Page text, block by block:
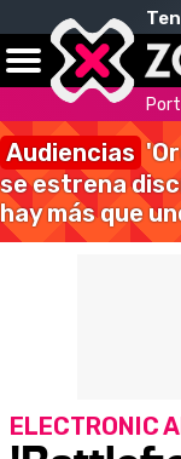
Audiencias
se estrena
hay más que
ELECTRONIC